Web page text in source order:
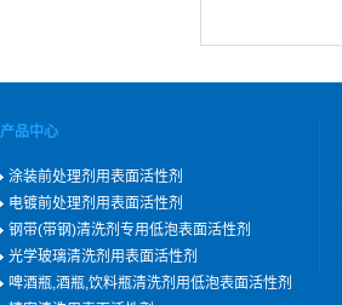
产品中心
涂装前处理剂用表面活性剂
电镀前处理剂用表面活性剂
钢带(带钢)清洗剂专用低泡表面活性剂
光学玻璃清洗剂用表面活性剂
啤酒瓶,酒瓶,饮料瓶清洗剂用低泡表面活性剂